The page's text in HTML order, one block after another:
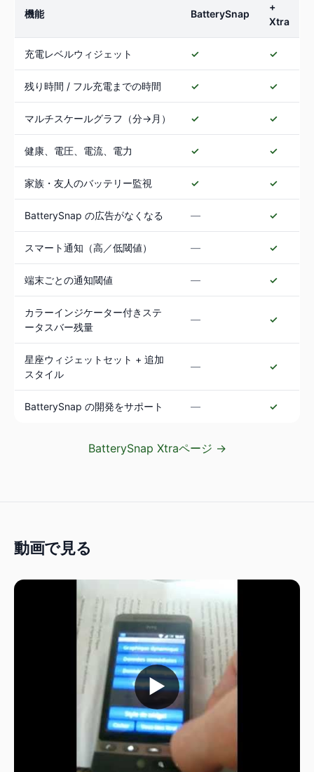
機能 BatterySnap
+
Xtra
充電レベルウィジェット ✓ ✓
残り時間 / フル充電までの時間 ✓ ✓
マルチスケールグラフ（分→月） ✓ ✓
健康、電圧、電流、電力 ✓ ✓
家族・友人のバッテリー監視 ✓ ✓
BatterySnap の広告がなくなる — ✓
スマート通知（高／低閾値） — ✓
端末ごとの通知閾値 — ✓
カラーインジケーター付きステ
ータスバー残量
— ✓
星座ウィジェットセット + 追加
スタイル
— ✓
BatterySnap の開発をサポート — ✓
BatterySnap Xtraページ →
動画で見る
▶